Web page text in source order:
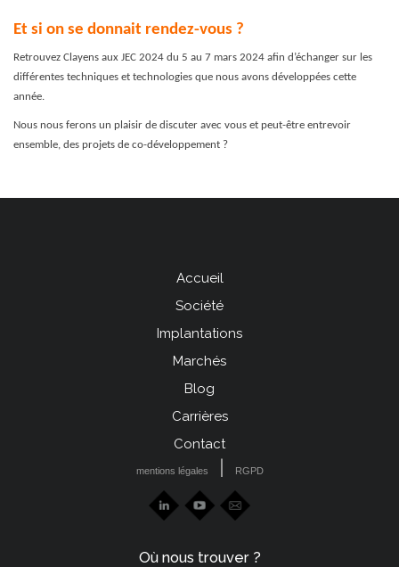
Et si on se donnait rendez-vous ?
Retrouvez Clayens aux JEC 2024 du 5 au 7 mars 2024 afin d’échanger sur les
différentes techniques et technologies que nous avons développées cette
année.
Nous nous ferons un plaisir de discuter avec vous et peut-être entrevoir
ensemble, des projets de co-développement ?
Accueil
Société
Implantations
Marchés
Blog
Carrières
Contact
mentions légales | RGPD
Où nous trouver ?